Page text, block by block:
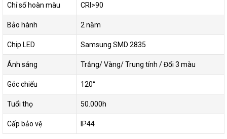
Chỉ số hoàn màu CRI>90
Bảo hành 2 năm
Chip LED Samsung SMD 2835
Ánh sáng Trắng/ Vàng/ Trung tính / Đổi 3 màu
Góc chiếu 120°
Tuổi thọ 50.000h
Cấp bảo vệ IP44